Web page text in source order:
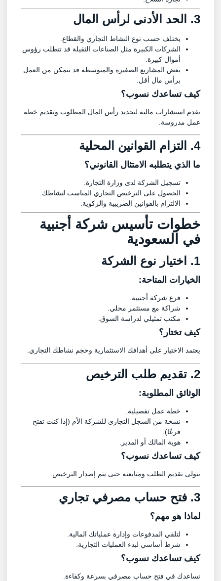
3. الحد الأدنى لرأس المال
يختلف حسب نوع النشاط التجاري والقطاع.
الشركات الكبيرة مثل الصناعات الثقيلة قد تتطلب رؤوس
أموال كبيرة.
بعض المشاريع الصغيرة والمتوسطة قد تتمكن من العمل
برأس مال أقل.
كيف تساعدك نسوب؟
نقدم استشارات مالية لتحديد رأس المال المطلوب وتقديم خطة
عمل مدروسة.
4. التزام القوانين المحلية
ما الذي يتطلبه الامتثال القانوني؟
تسجيل الشركة لدى وزارة التجارة.
الحصول على الترخيص التجاري المناسب لنشاطك.
الالتزام بالقوانين الضريبية والزكوية.
خطوات تأسيس شركة أجنبية
في السعودية
1. اختيار نوع الشركة
الخيارات المتاحة:
فرع شركة أجنبية.
شراكة مع مستثمر محلي.
مكتب تمثيلي لدراسة السوق.
كيف تختار؟
يعتمد الاختيار على أهدافك الاستثمارية وحجم نشاطك التجاري.
2. تقديم طلب الترخيص
الوثائق المطلوبة:
خطة عمل تفصيلية.
نسخة من السجل التجاري للشركة الأم (إذا كنت تفتح
فرعًا).
هوية المالك أو المدير.
كيف تساعدك نسوب؟
نتولى تقديم الطلب ومتابعته حتى يتم إصدار الترخيص.
3. فتح حساب مصرفي تجاري
لماذا هو مهم؟
لتلقي المدفوعات وإدارة عملياتك المالية.
شرط أساسي لبدء العمليات التجارية.
كيف تساعدك نسوب؟
نساعدك في فتح حساب مصرفي بسرعة وكفاءة.